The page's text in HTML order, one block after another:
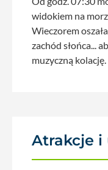
widokiem na
Wieczorem
zachód słońca...
muzyczną kolację.
Atrakcje i